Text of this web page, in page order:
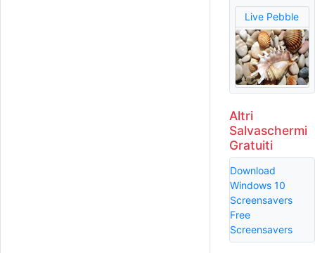
Live Pebble
Altri
Salvaschermi
Gratuiti
Download
Windows 10
Screensavers
Free
Screensavers